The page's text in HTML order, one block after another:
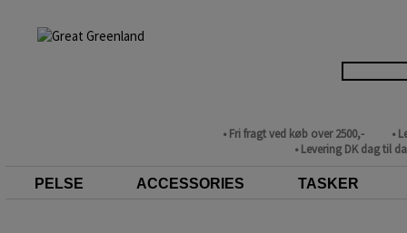
• Fri fragt ved køb over 2500,-
•
• Levering DK dag til
PELSE ACCESSORIES TASKER